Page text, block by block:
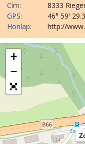
Cím:
8333
GPS:
46° 59′
Honlap:
http://
+
−